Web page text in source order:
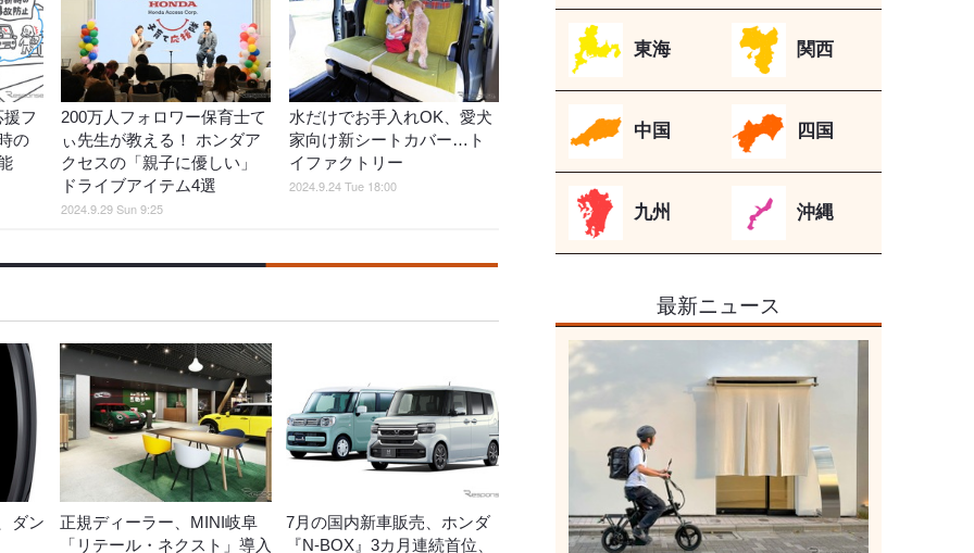
フ
の
200万人フォロワー保育士て
ぃ先生が教える！ ホンダア
クセスの「親子に優しい」
ドライブアイテム4選
2024.9.29 Sun 9:25
水だけでお手入れOK、愛犬
家向け新シートカバー…ト
イファクトリー
2024.9.24 Tue 18:00
ダン
正規ディーラー、MINI岐阜
「リテール・ネクスト」導入
7月の国内新車販売、ホンダ
『N-BOX』3カ月連続首位、
東海 関西
中国 四国
九州 沖縄
最新ニュース